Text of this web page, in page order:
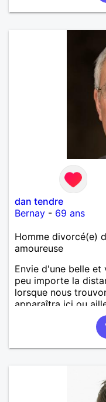
dan tendre
Bernay - 69 ans
Homme divorcé(e)
amoureuse
Envie d'une belle
peu importe la
lorsque nous
apparaîtra ici ou